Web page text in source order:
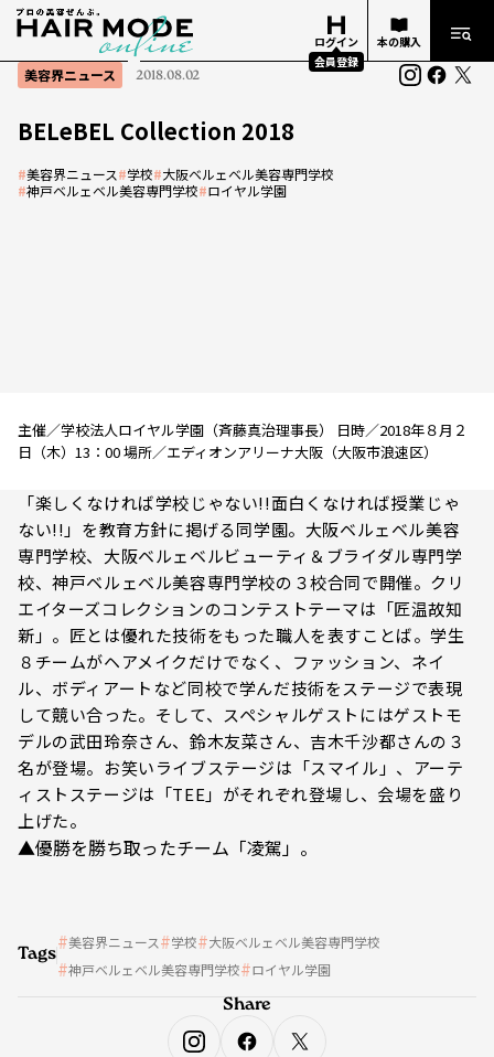
ログイン
会員登録
本の購入
美容界ニュース 2018.08.02
BELeBEL Collection 2018
#美容界ニュース#学校#大阪ベルェベル美容専門学校
#神戸ベルェベル美容専門学校#ロイヤル学園
主催／学校法人ロイヤル学園（斉藤真治理事長） 日時／2018年８月２
日（木）13：00 場所／エディオンアリーナ大阪（大阪市浪速区）
「楽しくなければ学校じゃない!!面白くなければ授業じゃ
ない!!」を教育方針に掲げる同学園。大阪ベルェベル美容
専門学校、大阪ベルェベルビューティ＆ブライダル専門学
校、神戸ベルェベル美容専門学校の３校合同で開催。クリ
エイターズコレクションのコンテストテーマは「匠温故知
新」。匠とは優れた技術をもった職人を表すことば。学生
８チームがヘアメイクだけでなく、ファッション、ネイ
ル、ボディアートなど同校で学んだ技術をステージで表現
して競い合った。そして、スペシャルゲストにはゲストモ
デルの武田玲奈さん、鈴木友菜さん、吉木千沙都さんの３
名が登場。お笑いライブステージは「スマイル」、アーテ
ィストステージは「TEE」がそれぞれ登場し、会場を盛り
上げた。
▲優勝を勝ち取ったチーム「凌駕」。
Tags
美容界ニュース 学校
大阪ベルェベル美容専門学校
神戸ベルェベル美容専門学校
ロイヤル学園
Share